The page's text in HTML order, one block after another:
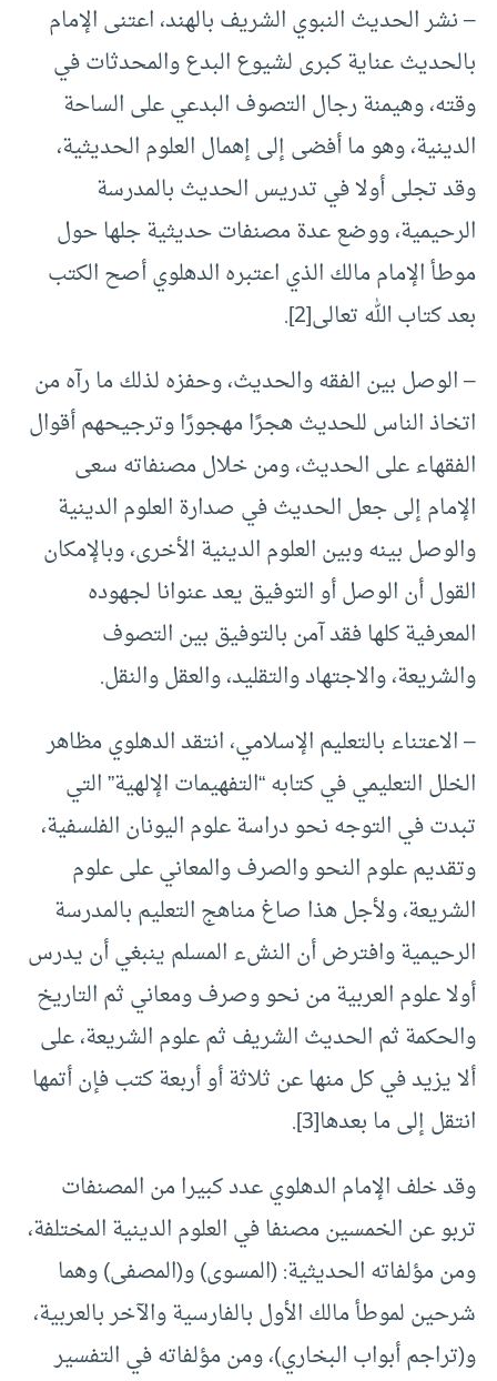
– نشر الحديث النبوي الشريف بالهند، اعتنى الإمام
بالحديث عناية كبرى لشيوع البدع والمحدثات في
وقته، وهيمنة رجال التصوف البدعي على الساحة
الدينية، وهو ما أفضى إلى إهمال العلوم الحديثية،
وقد تجلى أولا في تدريس الحديث بالمدرسة
الرحيمية، ووضع عدة مصنفات حديثية جلها حول
موطأ الإمام مالك الذي اعتبره الدهلوي أصح الكتب
بعد كتاب الله تعالى[2]
.
– الوصل بين الفقه والحديث، وحفزه لذلك ما رآه من
اتخاذ الناس للحديث هجرًا مهجورًا وترجيحهم أقوال
الفقهاء على الحديث، ومن خلال مصنفاته سعى
الإمام إلى جعل الحديث في صدارة العلوم الدينية
والوصل بينه وبين العلوم الدينية الأخرى، وبالإمكان
القول أن الوصل أو التوفيق يعد عنوانا لجهوده
المعرفية كلها فقد آمن بالتوفيق بين التصوف
والشريعة، والاجتهاد والتقليد، والعقل والنقل.
– الاعتناء بالتعليم الإسلامي، انتقد الدهلوي مظاهر
الخلل التعليمي في كتابه “التفهيمات الإلهية” التي
تبدت في التوجه نحو دراسة علوم اليونان الفلسفية،
وتقديم علوم النحو والصرف والمعاني على علوم
الشريعة، ولأجل هذا صاغ مناهج التعليم بالمدرسة
الرحيمية وافترض أن النشء المسلم ينبغي أن يدرس
أولا علوم العربية من نحو وصرف ومعاني ثم التاريخ
والحكمة ثم الحديث الشريف ثم علوم الشريعة، على
ألا يزيد في كل منها عن ثلاثة أو أربعة كتب فإن أتمها
انتقل إلى ما بعدها[3]
.
وقد خلف الإمام الدهلوي عدد كبيرا من المصنفات
تربو عن الخمسين مصنفا في العلوم الدينية المختلفة،
ومن مؤلفاته الحديثية: (المسوى) و(المصفى) وهما
شرحين لموطأ مالك الأول بالفارسية والآخر بالعربية،
و(تراجم أبواب البخاري)، ومن مؤلفاته في التفسير